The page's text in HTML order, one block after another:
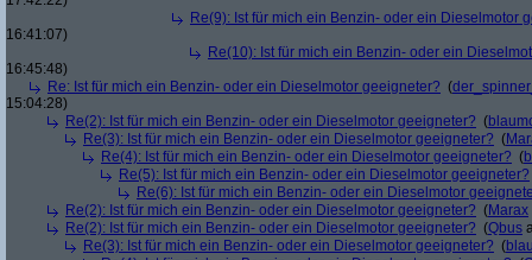
Re(9): Ist für mich ein Benzin- oder ein Dieselmotor
16:41:07)
Re(10): Ist für mich ein Benzin- oder ein
16:45:48)
Re: Ist für mich ein Benzin- oder ein Dieselmotor geeigneter? (
15:04:28)
Re(2): Ist für mich ein Benzin- oder ein Dieselmotor geeigneter? (
Re(3): Ist für mich ein Benzin- oder ein Dieselmotor geeigneter? (
Re(4): Ist für mich ein Benzin- oder ein Dieselmotor geeigneter? (
Re(5): Ist für mich ein Benzin- oder ein Dieselmotor geeigneter?
Re(6): Ist für mich ein Benzin- oder ein Dieselmotor
Re(2): Ist für mich ein Benzin- oder ein Dieselmotor geeigneter? (Marax
Re(2): Ist für mich ein Benzin- oder ein Dieselmotor geeigneter? (Qbus
Re(3): Ist für mich ein Benzin- oder ein Dieselmotor geeigneter? (